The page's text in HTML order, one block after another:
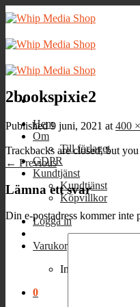
Skip
to
Hem
Om
Till förlaget
GDPR
Kundtjänst
Kundtjänst
Köpvillkor
Logga in
Varukorg /
Inga produkter i
0
2bookspixie2
Published9 juni, 2021 at 400
Trackbacks are closed, but you
← Previous
Lämna ett svar
Din e-postadress kommer inte